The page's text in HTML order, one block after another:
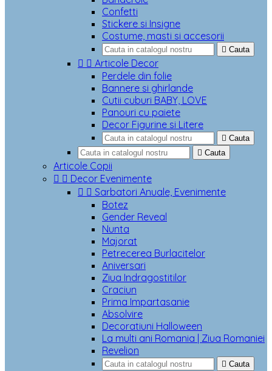
Confetti
Stickere si Insigne
Costume, masti si accesorii
 Cauta
  Articole Decor
Perdele din folie
Bannere si ghirlande
Cutii cuburi BABY, LOVE
Panouri cu paiete
Decor Figurine si Litere
 Cauta
 Cauta
Articole Copii
  Decor Evenimente
  Sarbatori Anuale, Evenimente
Botez
Gender Reveal
Nunta
Majorat
Petrecerea Burlacitelor
Aniversari
Ziua Indragostitilor
Craciun
Prima Impartasanie
Absolvire
Decoratiuni Halloween
La multi ani Romania | Ziua Romaniei
Revelion
 Cauta